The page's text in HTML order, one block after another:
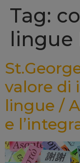
Tag:
lingue
valore di
lingue /
e